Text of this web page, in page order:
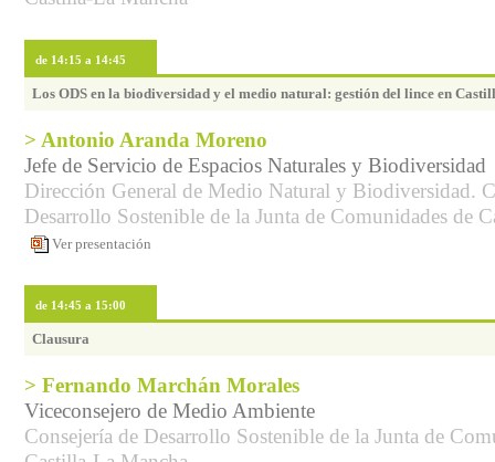
de 14:15 a 14:45
Los ODS en la biodiversidad y el medio natural: gestión del lince en
> Antonio Aranda Moreno
Jefe de Servicio de Espacios Naturales y Biodiversidad
Dirección General de Medio Natural y Biodiversidad.
Desarrollo Sostenible de la Junta de Comunidades de
Ver presentación
de 14:45 a 15:00
Clausura
> Fernando Marchán Morales
Viceconsejero de Medio Ambiente
Consejería de Desarrollo Sostenible de la Junta de